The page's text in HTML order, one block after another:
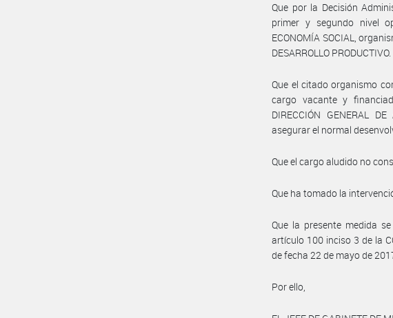
Que por la Decisión
primer y segundo nivel
ECONOMÍA SOCIAL,
DESARROLLO PRODUCTIVO.
Que el citado organismo
cargo vacante y
DIRECCIÓN GENERAL
asegurar el normal
Que el cargo aludido no
Que ha tomado la
Que la presente medida
artículo 100 inciso 3 de la
de fecha 22 de mayo de
Por ello,